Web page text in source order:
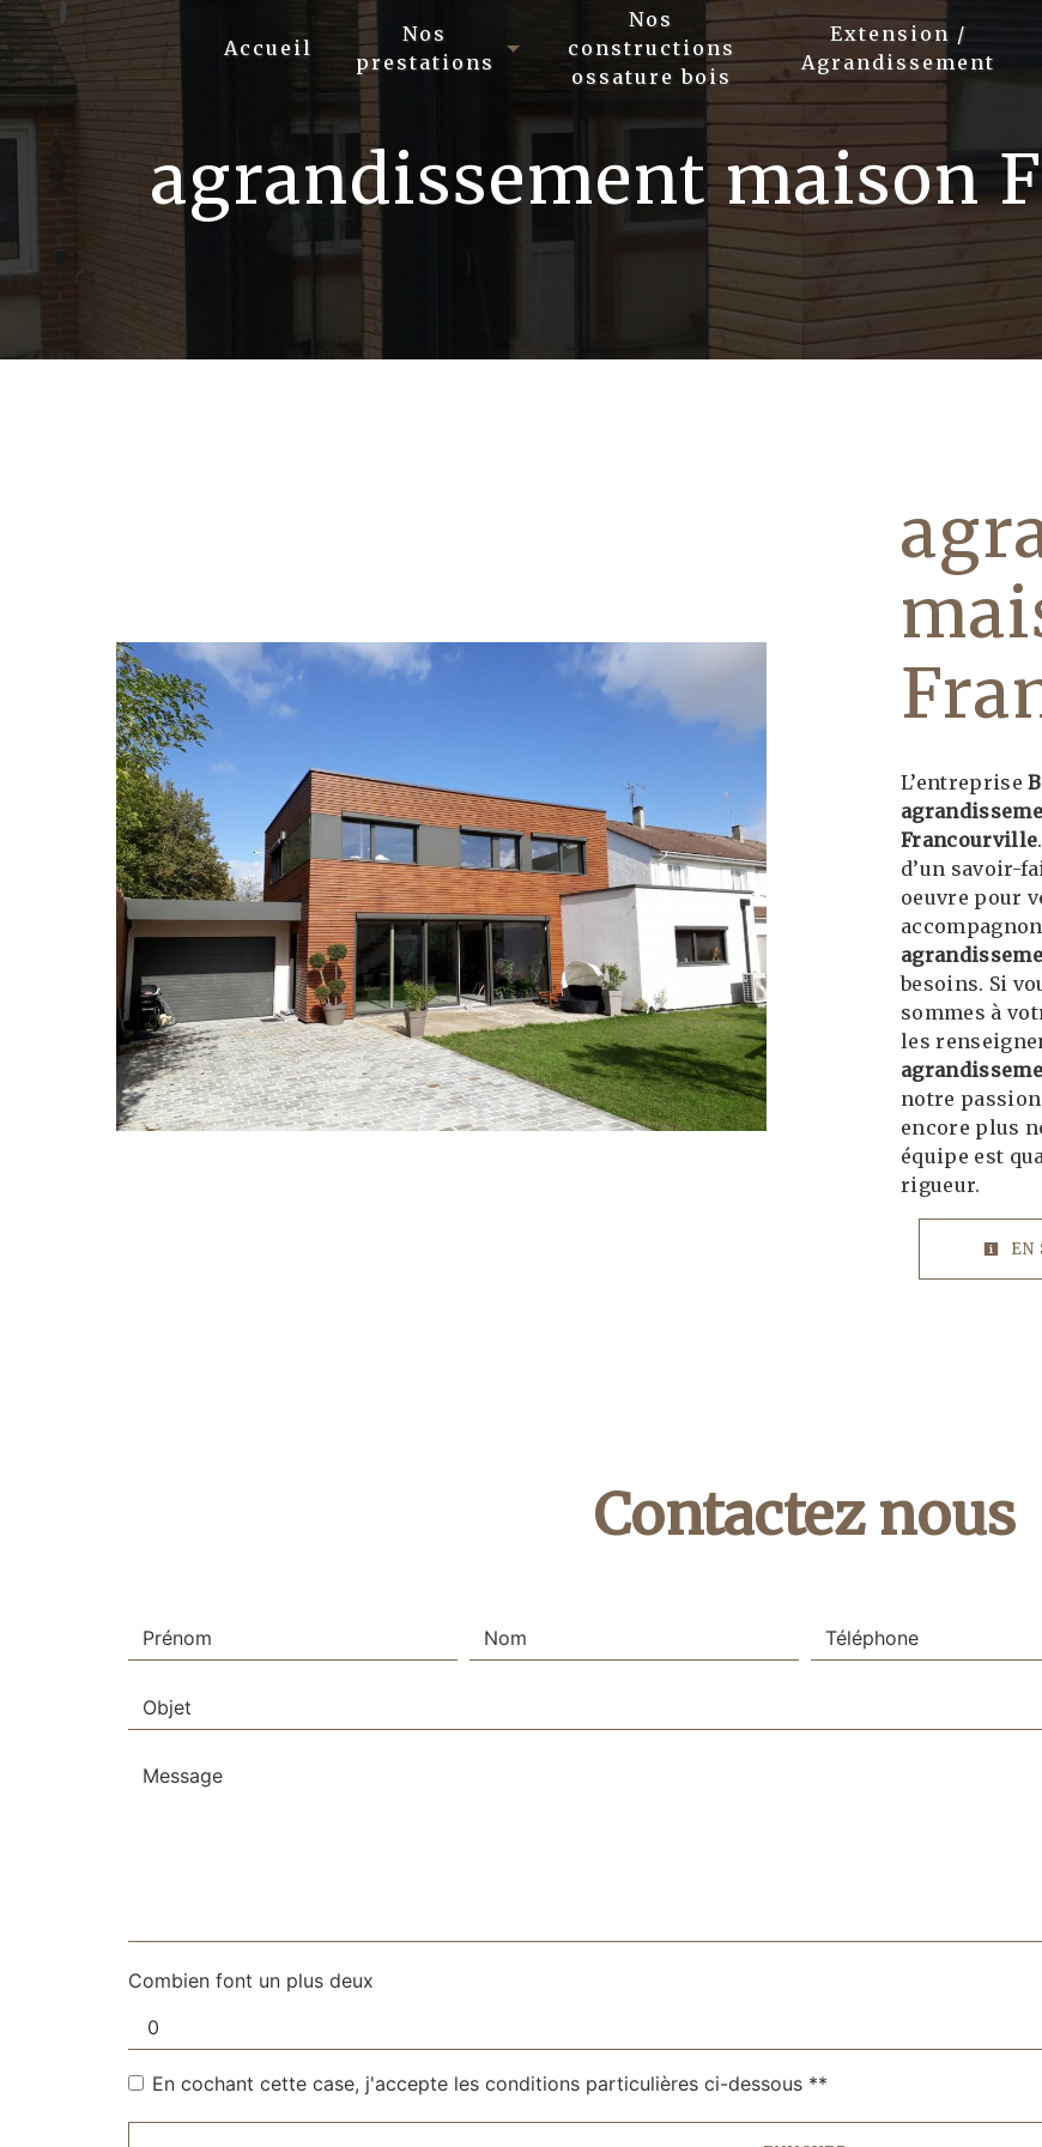
Accueil
Nos
prestations
Nos
constructions
ossature bois
Extension /
Agrandissement
agrandissement maison
L’entreprise
Francourville
d’un savoir-
oeuvre pour
besoins. Si
sommes à
les
notre
encore plus
équipe est
rigueur.
EN
Contactez nous
Combien font un plus deux
En cochant cette case, j'accepte les conditions particulières ci-dessous **
Panneau de gestion des cookies